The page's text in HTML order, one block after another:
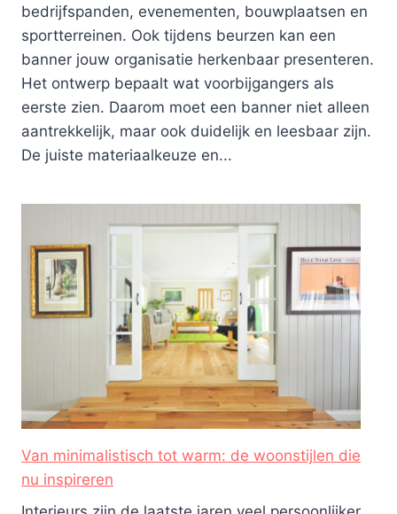
bedrijfspanden, evenementen, bouwplaatsen en
sportterreinen. Ook tijdens beurzen kan een
banner jouw organisatie herkenbaar presenteren.
Het ontwerp bepaalt wat voorbijgangers als
eerste zien. Daarom moet een banner niet alleen
aantrekkelijk, maar ook duidelijk en leesbaar zijn.
De juiste materiaalkeuze en...
Van minimalistisch tot warm: de woonstijlen die
nu inspireren